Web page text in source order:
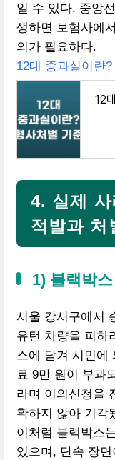
일 수 있다. 중앙
생하면 보험사에
의가 필요하다.
12대 중과실이란
12
4. 실제
적발과 처
1) 블랙박
서울 강서구에서
유턴 차량을 피하
스에 담겨 시민에
료 9만 원이 부과
라며 이의신청을
확하지 않아 기각
이처럼 블랙박스
있으며, 단속 장